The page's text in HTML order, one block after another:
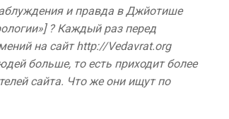
и правда в Джйотише
? Каждый раз перед
на сайт http://Vedavrat.org
больше, то есть приходит более
сайта. Что же они ищут по